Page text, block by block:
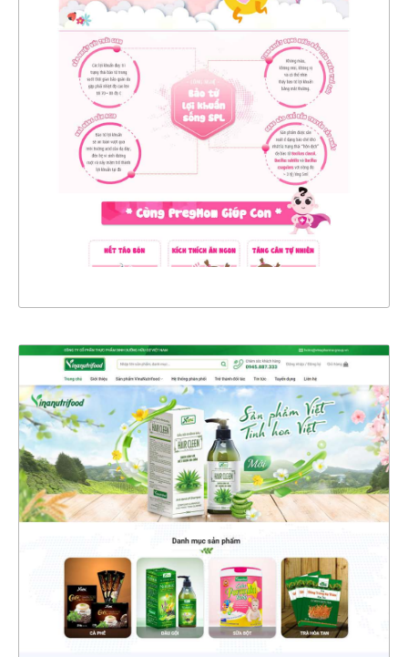
4413
CHI TIẾT
XEM THỰC TẾ
4739
CHI TIẾT